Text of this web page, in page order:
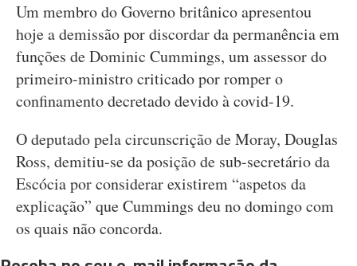
Um membro do Governo britânico apresentou
hoje a demissão por discordar da permanência em
funções de Dominic Cummings, um assessor do
primeiro-ministro criticado por romper o
confinamento decretado devido à covid-19.
O deputado pela circunscrição de Moray, Douglas
Ross, demitiu-se da posição de sub-secretário da
Escócia por considerar existirem “aspetos da
explicação” que Cummings deu no domingo com
os quais não concorda.